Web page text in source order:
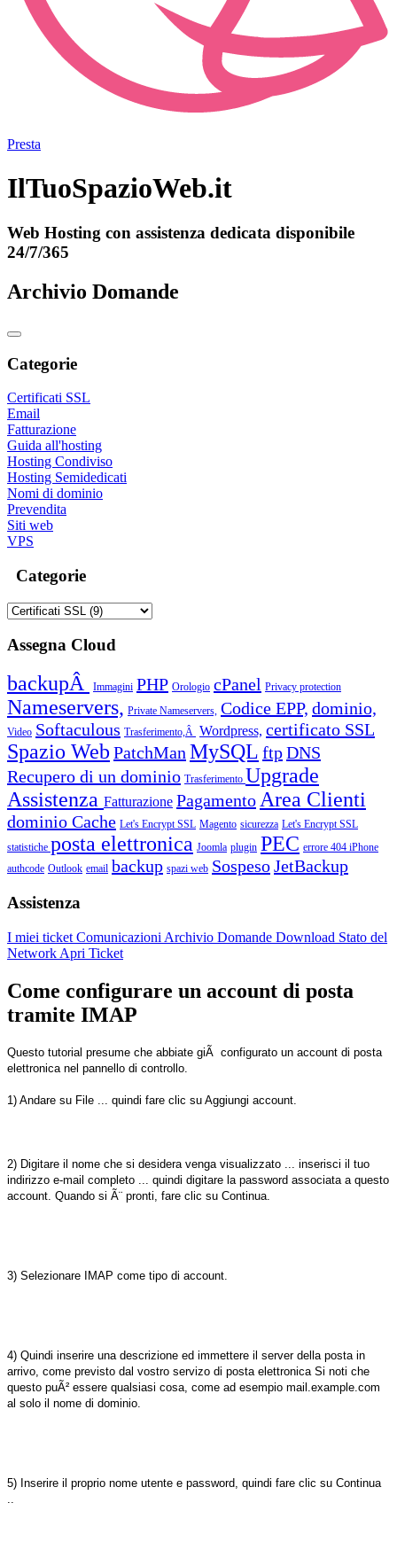
Presta
IlTuoSpazioWeb.it
Web Hosting con assistenza dedicata disponibile
24/7/365
Archivio Domande
Categorie
Certificati SSL
Email
Fatturazione
Guida all'hosting
Hosting Condiviso
Hosting Semidedicati
Nomi di dominio
Prevendita
Siti web
VPS
Categorie
Assegna Cloud
backupÂ Immagini PHP Orologio cPanel Privacy protection
Nameservers, Private Nameservers, Codice EPP, dominio,
Video Softaculous Trasferimento,Â Wordpress, certificato SSL
Spazio Web PatchMan MySQL ftpDNS
Recupero di un dominio Trasferimento Upgrade
Assistenza Fatturazione Pagamento Area Clienti
dominio Cache Let's Encrypt SSL Magento sicurezza Let's Encrypt SSL
statistiche posta elettronica Joomla plugin PEC errore 404 iPhone
authcode Outlook email backup spazi web SospesoJetBackup
Assistenza
I miei ticket Comunicazioni Archivio Domande Download Stato del
Network Apri Ticket
Come configurare un account di posta
tramite IMAP
Questo tutorial presume che abbiate giÃ configurato un account di posta
elettronica nel pannello di controllo.
1) Andare su File ... quindi fare clic su Aggiungi account.
2) Digitare il nome che si desidera venga visualizzato ... inserisci il tuo
indirizzo e-mail completo ... quindi digitare la password associata a questo
account. Quando si Ã¨ pronti, fare clic su Continua.
3) Selezionare IMAP come tipo di account.
4) Quindi inserire una descrizione ed immettere il server della posta in
arrivo, come previsto dal vostro servizo di posta elettronica Si noti che
questo puÃ² essere qualsiasi cosa, come ad esempio mail.example.com
al solo il nome di dominio.
5) Inserire il proprio nome utente e password, quindi fare clic su Continua
..